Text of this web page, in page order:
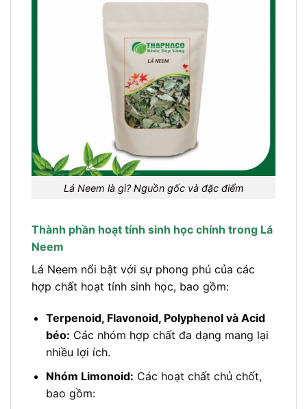
Lá Neem là gì? Nguồn gốc và đặc điểm
Thành phần hoạt tính sinh học chính trong Lá
Neem
Lá Neem nổi bật với sự phong phú của các
hợp chất hoạt tính sinh học, bao gồm:
Terpenoid, Flavonoid, Polyphenol và Acid
béo: Các nhóm hợp chất đa dạng mang lại
nhiều lợi ích.
Nhóm Limonoid: Các hoạt chất chủ chốt,
bao gồm: